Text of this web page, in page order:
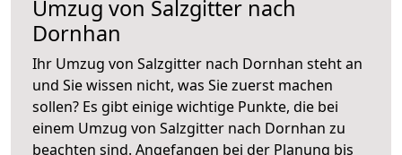
Umzug von Salzgitter nach
Dornhan
Ihr Umzug von Salzgitter nach Dornhan steht an
und Sie wissen nicht, was Sie zuerst machen
sollen? Es gibt einige wichtige Punkte, die bei
einem Umzug von Salzgitter nach Dornhan zu
beachten sind. Angefangen bei der Planung bis